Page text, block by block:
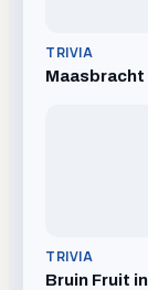
TRIVIA
TRIVIA
Bruin Fruit